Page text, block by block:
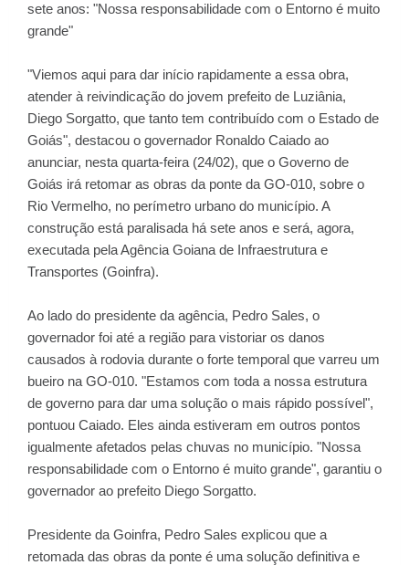
sete anos: "Nossa responsabilidade com o Entorno é muito
grande"
"Viemos aqui para dar início rapidamente a essa obra,
atender à reivindicação do jovem prefeito de Luziânia,
Diego Sorgatto, que tanto tem contribuído com o Estado de
Goiás", destacou o governador Ronaldo Caiado ao
anunciar, nesta quarta-feira (24/02), que o Governo de
Goiás irá retomar as obras da ponte da GO-010, sobre o
Rio Vermelho, no perímetro urbano do município. A
construção está paralisada há sete anos e será, agora,
executada pela Agência Goiana de Infraestrutura e
Transportes (Goinfra).
Ao lado do presidente da agência, Pedro Sales, o
governador foi até a região para vistoriar os danos
causados à rodovia durante o forte temporal que varreu um
bueiro na GO-010. "Estamos com toda a nossa estrutura
de governo para dar uma solução o mais rápido possível",
pontuou Caiado. Eles ainda estiveram em outros pontos
igualmente afetados pelas chuvas no município. "Nossa
responsabilidade com o Entorno é muito grande", garantiu o
governador ao prefeito Diego Sorgatto.
Presidente da Goinfra, Pedro Sales explicou que a
retomada das obras da ponte é uma solução definitiva e